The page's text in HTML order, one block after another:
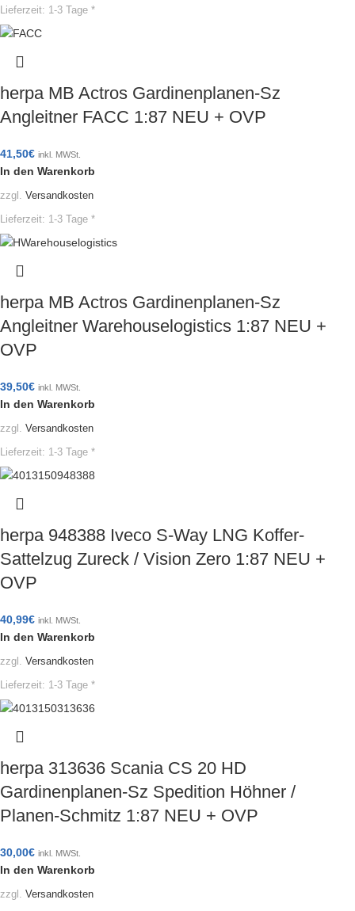
Lieferzeit: 1-3 Tage *
herpa MB Actros Gardinenplanen-Sz
Angleitner FACC 1:87 NEU + OVP
41,50€ inkl. MWSt.
In den Warenkorb
zzgl. Versandkosten
Lieferzeit: 1-3 Tage *
herpa MB Actros Gardinenplanen-Sz
Angleitner Warehouselogistics 1:87 NEU +
OVP
39,50€ inkl. MWSt.
In den Warenkorb
zzgl. Versandkosten
Lieferzeit: 1-3 Tage *
herpa 948388 Iveco S-Way LNG Koffer-
Sattelzug Zureck / Vision Zero 1:87 NEU +
OVP
40,99€ inkl. MWSt.
In den Warenkorb
zzgl. Versandkosten
Lieferzeit: 1-3 Tage *
herpa 313636 Scania CS 20 HD
Gardinenplanen-Sz Spedition Höhner /
Planen-Schmitz 1:87 NEU + OVP
30,00€ inkl. MWSt.
In den Warenkorb
zzgl. Versandkosten